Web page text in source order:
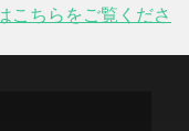
こちらをご覧くださ